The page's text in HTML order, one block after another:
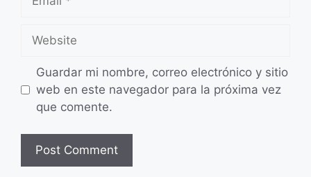
Website
Guardar mi nombre, correo electrónico y sitio
web en este navegador para la próxima vez
que comente.